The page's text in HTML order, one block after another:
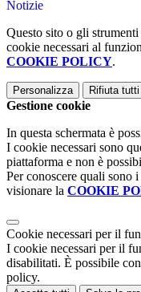
Notizie
Questo sito o gli
cookie necessari al
COOKIE POLICY.
Personalizza Rifiuta tutti
Gestione cookie
In questa schermata è
I cookie necessari sono
piattaforma e non è
Per conoscere quali sono
visionare la COOKIE
Cookie necessari per il
I cookie necessari per il
disabilitati. È possibile
policy.